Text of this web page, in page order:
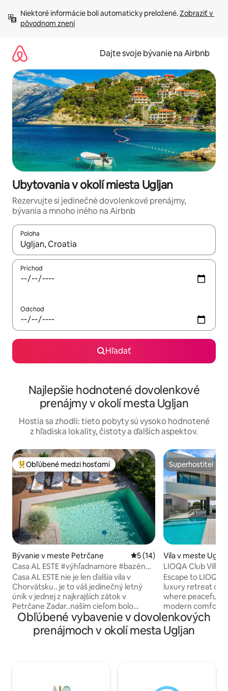
obsah.
Niektoré informácie boli automaticky preložené. Zobraziť v
pôvodnom znení
Dajte svoje bývanie na Airbnb
Ubytovania v okolí miesta Ugljan
Rezervujte si jedinečné dovolenkové prenájmy,
bývania a mnoho iného na Airbnb
Poloha
Keď budú výsledky k dispozícii, môžete si ich prechádzať
Príchod
Odchod
Hľadať
Najlepšie hodnotené dovolenkové
prenájmy v okolí mesta Ugljan
Hostia sa zhodli: tieto pobyty sú vysoko hodnotené
z hľadiska lokality, čistoty a ďalších aspektov.
Najobľúbenejšie medzi hosťami
Obľúbené medzi hosťami
Bývanie v meste Petrčane Priemerné ohodnotenie 5
5 (14)
Casa AL ESTE #výhľadnamore #bazén
#sauna #fitness #jóga
Casa AL ESTE nie je len ďalšia vila v
Chorvátsku.. je to váš jedinečný letný
únik v jednej z najkrajších zátok v
Petrčane Zadar..naším cieľom bolo
vytvoriť miesto, aby STE boli ŠŤASTNÍ od
okamihu príchodu.. je to sen a určite
destinácia, ktorú nechcete
gauč, 3 kúpeľne, 5 parkovacích miest a
Superhostiteľ
Superhostiteľ
Vila v meste
LIOQA Club Villa
Escape to LIOQA
luxury retreat on
where peaceful
modern comfort.
private villas with
views, and
interiors, perfect
family holiday, or
Obľúbené vybavenie v dovolenkových
prenájmoch v okolí mesta Ugljan